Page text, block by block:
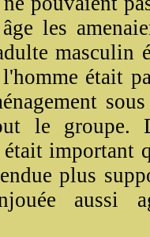
les
masculin
était
le groupe.
important
plus
aussi